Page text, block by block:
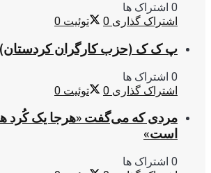
0 اشتراک ها
اشتراک گذاری 0 توئیت 0
پ ک ک (حزب کارگران
0 اشتراک ها
اشتراک گذاری 0 توئیت 0
مردی که می‌گفت «هرجا یک کُرد
است»
0 اشتراک ها